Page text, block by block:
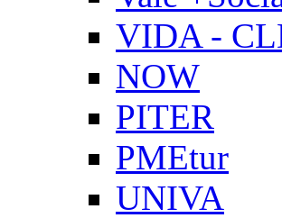
VIDA -
NOW
PITER
PMEtur
UNIVA